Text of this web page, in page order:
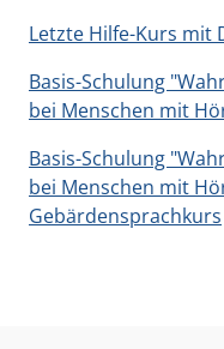
Letzte Hilfe-Kurs mit
Basis-Schulung
bei Menschen mit
Basis-Schulung
bei Menschen mit
Gebärdensprachkurs